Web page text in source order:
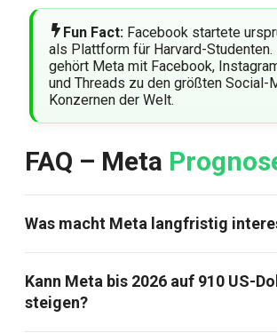
Fun Fact: Facebook startete
als Plattform für Harvard-Studenten.
gehört Meta mit Facebook,
und Threads zu den größten Social-
Konzernen der Welt.
FAQ – Meta
Was macht Meta langfristig
Kann Meta bis 2026 auf 910 US-
steigen?